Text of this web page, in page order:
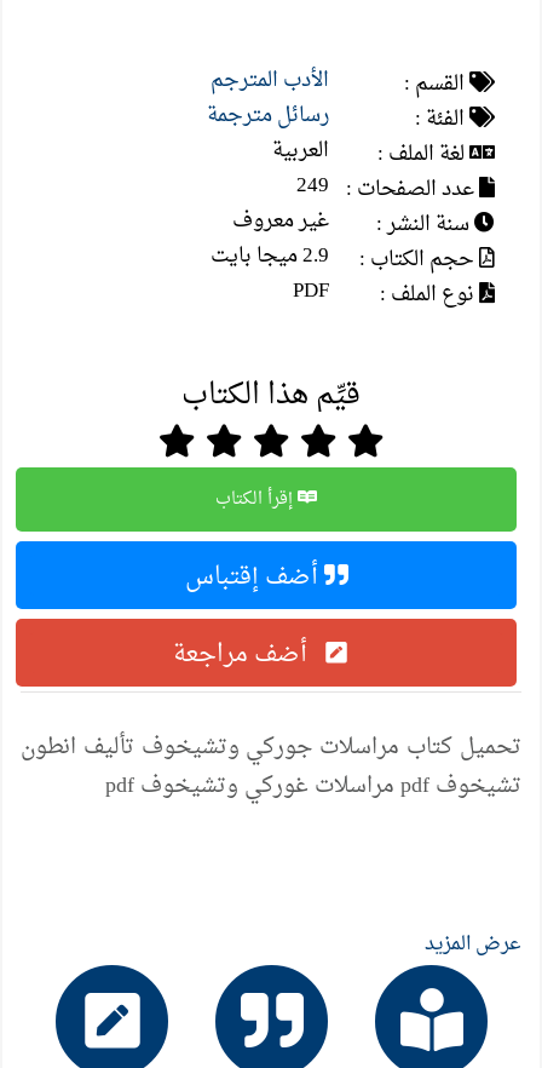
القسم :
الأدب المترجم
الفئة :
رسائل مترجمة
لغة الملف :
العربية
عدد الصفحات : 249
سنة النشر :
غير معروف
حجم الكتاب :
2.9 ميجا بايت
نوع الملف :
PDF
قيِّم هذا الكتاب
إقرأ الكتاب
أضف إقتباس
أضف مراجعة
تحميل كتاب مراسلات جوركي وتشيخوف تأليف انطون
تشيخوف pdf مراسلات غوركي وتشيخوف pdf
عرض المزيد